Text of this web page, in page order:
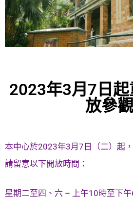
2023年3月7日起
放參觀
本中心於2023年3月7日（二）起
請留意以下開放時間：
星期二至四、六 – 上午10時至下